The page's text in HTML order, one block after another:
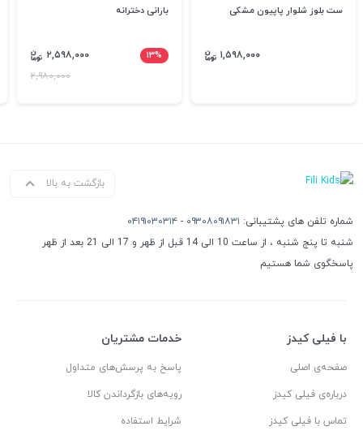
ست بلوز شلوار پاپیون مشکی
۱,۵۹۸,۰۰۰
بارانی دخترانه
۱۳%
۲,۵۹۸,۰۰۰
۲,۹۸۰,۰۰۰
بازگشت به بالا
شماره تلفن های پشتیبانی: ۰۹۳۰۸۰۹۱۸۳۱ - ۰۴۱۹۱۰۳۰۳۱۴
شنبه تا پنج شنبه ، از ساعت 10 الی 14 قبل از ظهر و 17 الی 21 بعد از ظهر
پاسخگوی شما هستیم
با فیلی کیدز
صفحه‌ی اصلی
درباره‌ی فیلی کیدز
تماس با فیلی کیدز
خدمات مشتریان
پاسخ به پرسش‌های متداول
رویه‌های بازگرداندن کالا
شرایط استفاده